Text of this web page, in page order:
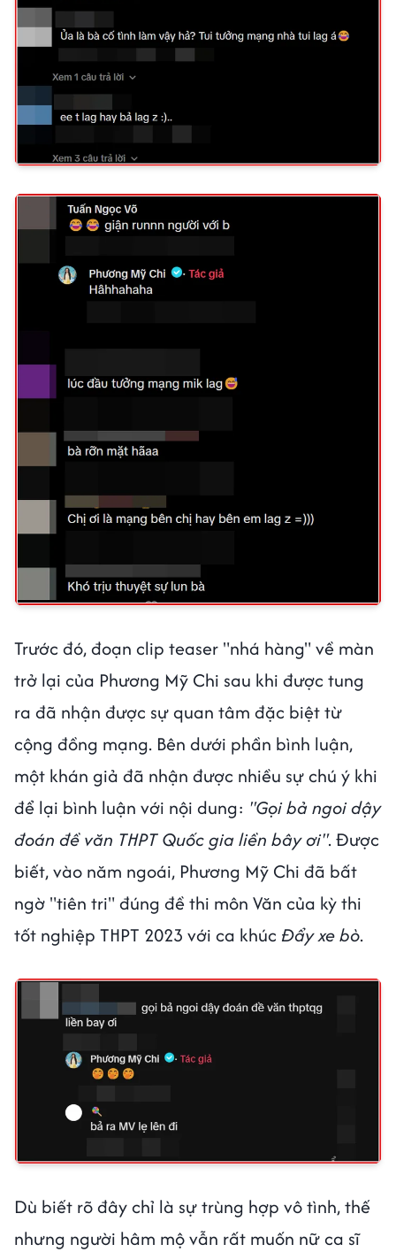
Trước đó, đoạn clip teaser "nhá hàng" về màn
trở lại của Phương Mỹ Chi sau khi được tung
ra đã nhận được sự quan tâm đặc biệt từ
cộng đồng mạng. Bên dưới phần bình luận,
một khán giả đã nhận được nhiều sự chú ý khi
để lại bình luận với nội dung: "Gọi bả ngoi dậy
đoán đề văn THPT Quốc gia liền bây ơi". Được
biết, vào năm ngoái, Phương Mỹ Chi đã bất
ngờ "tiên tri" đúng đề thi môn Văn của kỳ thi
tốt nghiệp THPT 2023 với ca khúc Đẩy xe bò.
Dù biết rõ đây chỉ là sự trùng hợp vô tình, thế
nhưng người hâm mộ vẫn rất muốn nữ ca sĩ